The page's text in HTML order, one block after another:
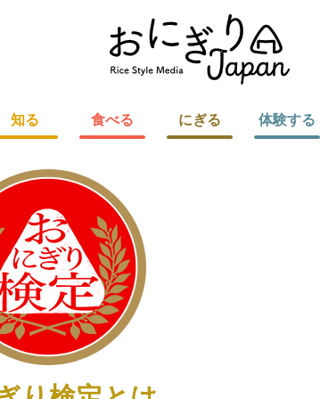
知る 食べる にぎる 体験する